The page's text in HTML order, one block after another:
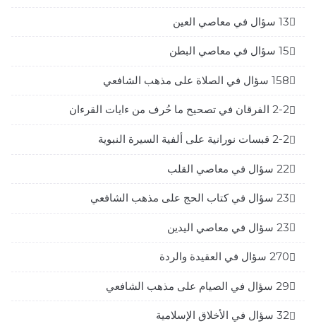
13 سؤال في معاصي العين
15 سؤال في معاصي البطن
158 سؤال في الصلاة على مذهب الشافعي
2-2 الفرقان في تصحيح ما حُرف من ءايات القرءان
2-2 قبسات نورانية على ألفية السيرة النبوية
22 سؤال في معاصي القلب
23 سؤال في كتاب الحج على مذهب الشافعي
23 سؤال في معاصي اليدين
270 سؤال في العقيدة والردة
29 سؤال في الصيام على مذهب الشافعي
32 سؤال في الأخلاق الإسلامية